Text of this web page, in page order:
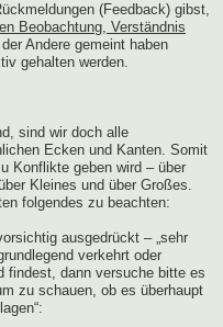
(Feedback) gibst,
Beobachtung, Verständnis
Andere gemeint haben
gehalten werden.
sind wir doch alle
Ecken und Kanten. Somit
Konflikte geben wird – über
Kleines und über Großes.
folgendes zu beachten:
ausgedrückt – „sehr
verkehrt oder
findest, dann versuche bitte es
zu schauen, ob es überhaupt